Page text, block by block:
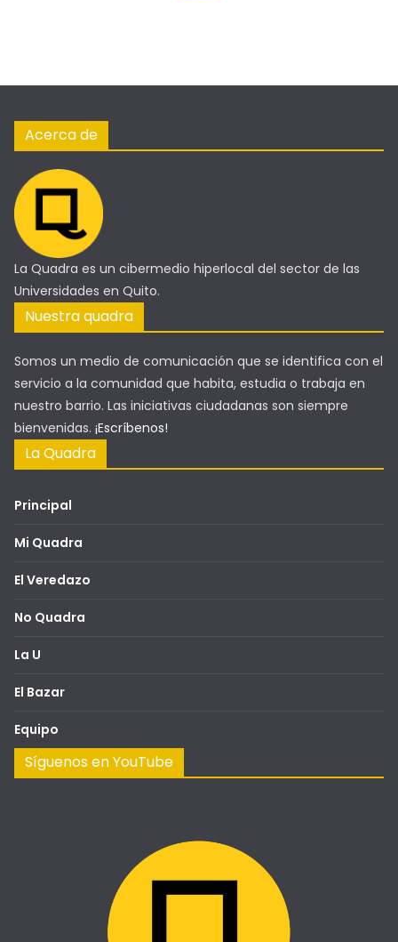
Acerca de
La Quadra es un cibermedio hiperlocal del sector de las
Universidades en Quito.
Nuestra quadra
Somos un medio de comunicación que se identifica con el
servicio a la comunidad que habita, estudia o trabaja en
nuestro barrio. Las iniciativas ciudadanas son siempre
bienvenidas. ¡Escríbenos!
La Quadra
Principal
Mi Quadra
El Veredazo
No Quadra
La U
El Bazar
Equipo
Síguenos en YouTube